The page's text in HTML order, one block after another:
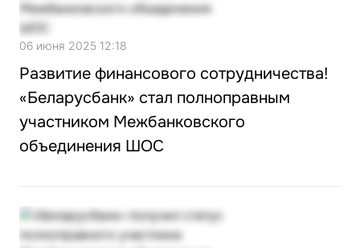
06 июня 2025 12:18
Развитие финансового сотрудничества!
«Беларусбанк» стал полноправным
участником Межбанковского
объединения ШОС